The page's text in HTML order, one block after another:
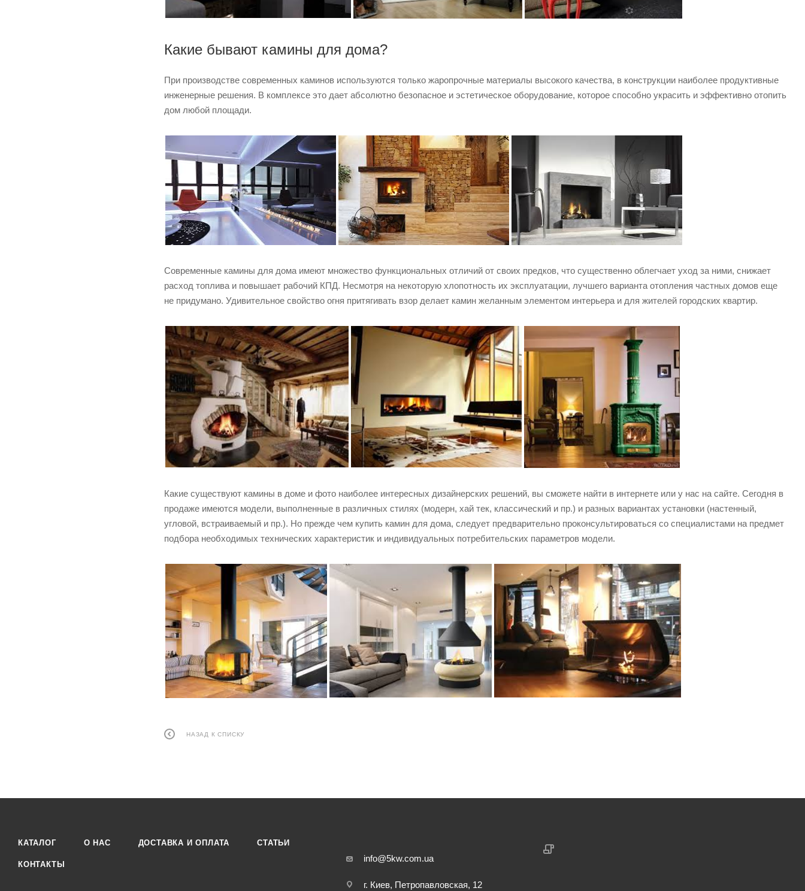
Какие бывают камины для дома?
При производстве современных каминов используются только жаропрочные материалы высокого качества, в конструкции наиболее продуктивные
инженерные решения. В комплексе это дает абсолютно безопасное и эстетическое оборудование, которое способно украсить и эффективно отопить
дом любой площади.
Современные камины для дома имеют множество функциональных отличий от своих предков, что существенно облегчает уход за ними, снижает
расход топлива и повышает рабочий КПД. Несмотря на некоторую хлопотность их эксплуатации, лучшего варианта отопления частных домов еще
не придумано. Удивительное свойство огня притягивать взор делает камин желанным элементом интерьера и для жителей городских квартир.
Какие существуют камины в доме и фото наиболее интересных дизайнерских решений, вы сможете найти в интернете или у нас на сайте. Сегодня в
продаже имеются модели, выполненные в различных стилях (модерн, хай тек, классический и пр.) и разных вариантах установки (настенный,
угловой, встраиваемый и пр.). Но прежде чем купить камин для дома, следует предварительно проконсультироваться со специалистами на предмет
подбора необходимых технических характеристик и индивидуальных потребительских параметров модели.
НАЗАД К СПИСКУ
КАТАЛОГ О НАС ДОСТАВКА И ОПЛАТА СТАТЬИ
КОНТАКТЫ
info@5kw.com.ua
г. Киев, Петропавловская, 12